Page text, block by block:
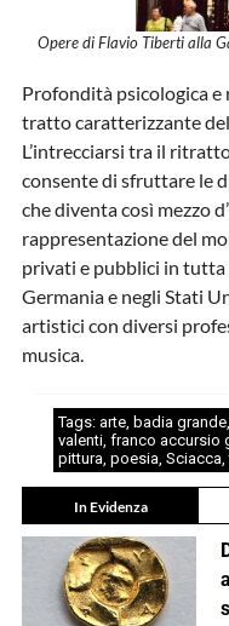
Opere di Flavio Tiberti alla
Profondità psicologica e
tratto caratterizzante del
L’intrecciarsi tra il
consente di sfruttare le
che diventa così mezzo
rappresentazione del
privati e pubblici in tutta
Germania e negli Stati
artistici con diversi
musica.
Tags: arte, badia grande,
valenti, franco accursio
pittura, poesia, Sciacca,
In Evidenza